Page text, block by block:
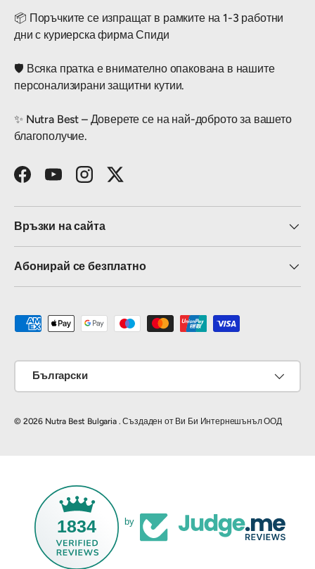
📦 Поръчките се изпращат в рамките на 1-3 работни
дни с куриерска фирма Спиди
🛡️ Всяка пратка е внимателно опакована в нашите
персонализирани защитни кутии.
✨ Nutra Best – Доверете се на най-доброто за вашето
благополучие.
FacebookYouTubeInstagramTwitter
Връзки на сайта
Абонирай се безплатно
Приемат се методи на плащане
Български
© 2026 Nutra Best Bulgaria. Създаден от Ви Би Интернешънъл ООД
1834 by